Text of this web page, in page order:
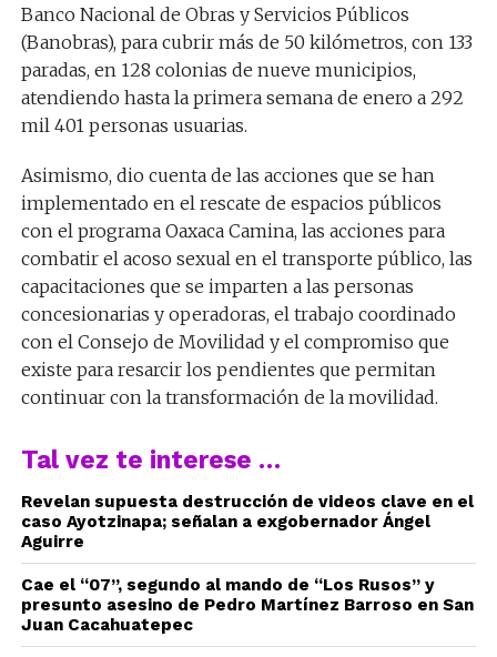
Banco Nacional de Obras y Servicios Públicos
(Banobras), para cubrir más de 50 kilómetros, con 133
paradas, en 128 colonias de nueve municipios,
atendiendo hasta la primera semana de enero a 292
mil 401 personas usuarias.
Asimismo, dio cuenta de las acciones que se han
implementado en el rescate de espacios públicos
con el programa Oaxaca Camina, las acciones para
combatir el acoso sexual en el transporte público, las
capacitaciones que se imparten a las personas
concesionarias y operadoras, el trabajo coordinado
con el Consejo de Movilidad y el compromiso que
existe para resarcir los pendientes que permitan
continuar con la transformación de la movilidad.
Tal vez te interese …
Revelan supuesta destrucción de videos clave en el
caso Ayotzinapa; señalan a exgobernador Ángel
Aguirre
Cae el “07”, segundo al mando de “Los Rusos” y
presunto asesino de Pedro Martínez Barroso en San
Juan Cacahuatepec